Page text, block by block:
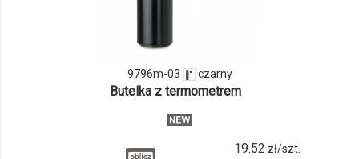
9796m-03 czarny
Butelka z termometrem
19.52 zł/szt.